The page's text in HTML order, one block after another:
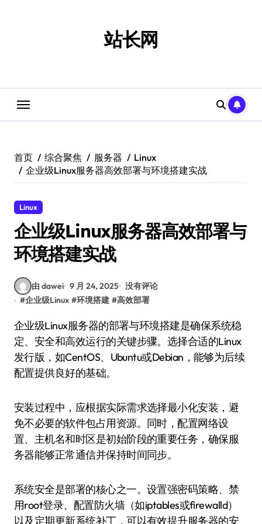
站长网
首页 综合聚焦 服务器
Linux
企业级Linux服务器高效部署与环境搭建实战
Linux
企业级Linux服务器高效部署与
环境搭建实战
由 dawei 9 月 24, 2025 没有评论
#企业级Linux #环境搭建 #高效部署
企业级Linux服务器的部署与环境搭建是确保系统稳
定、安全和高效运行的关键步骤。选择合适的Linux
发行版，如CentOS、Ubuntu或Debian，能够为后续
配置提供良好的基础。
安装过程中，应根据实际需求选择最小化安装，避
免不必要的软件包占用资源。同时，配置网络设
置、主机名和时区是初始阶段的重要任务，确保服
务器能够正常通信并保持时间同步。
系统安全是部署的核心之一。设置强密码策略、禁
用root登录、配置防火墙（如iptables或firewalld）
以及定期更新系统补丁，可以有效提升服务器的安